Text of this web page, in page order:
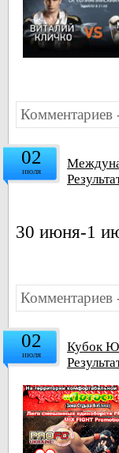
Комментариев
02
июля
30 июня-1
Комментариев
02
июля
Кубок